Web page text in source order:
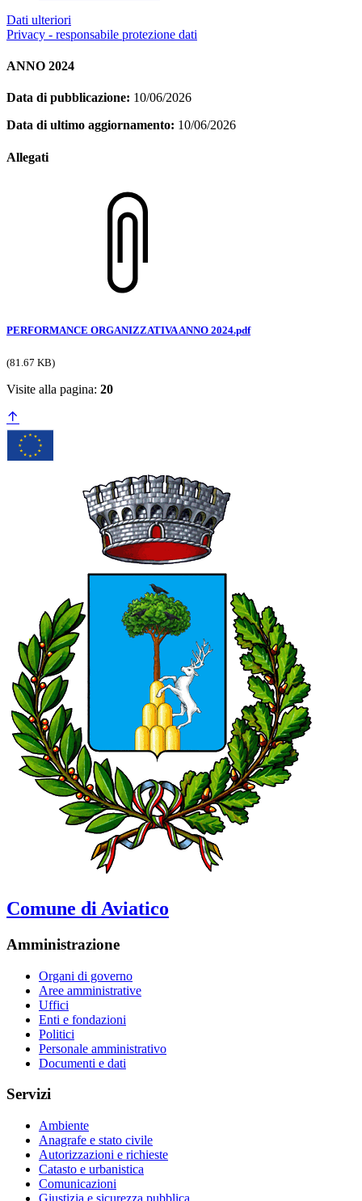
Dati ulteriori
Privacy - responsabile protezione dati
ANNO 2024
Data di pubblicazione: 10/06/2026
Data di ultimo aggiornamento: 10/06/2026
Allegati
PERFORMANCE ORGANIZZATIVA ANNO 2024.pdf
(81.67 KB)
Visite alla pagina: 20
Comune di Aviatico
Amministrazione
Organi di governo
Aree amministrative
Uffici
Enti e fondazioni
Politici
Personale amministrativo
Documenti e dati
Servizi
Ambiente
Anagrafe e stato civile
Autorizzazioni e richieste
Catasto e urbanistica
Comunicazioni